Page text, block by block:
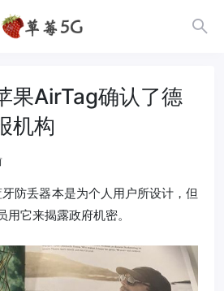
果AirTag确认了德
机构
防丢器本是为个人用户所设计，但
它来揭露政府机密。